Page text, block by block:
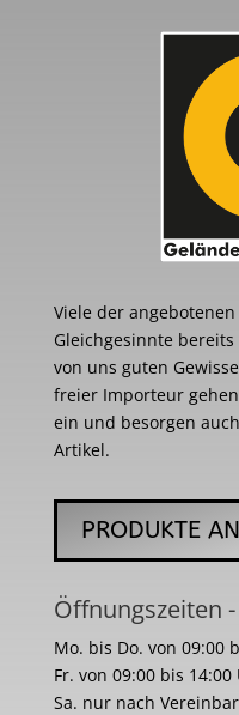
Viele der
Gleichgesinnte
von uns guten
freier Importeur
ein und besorgen
Artikel.
PRODUKTE
Öffnungszeiten
Mo. bis Do. von 09:00
Fr. von 09:00 bis 14:00
Sa. nur nach